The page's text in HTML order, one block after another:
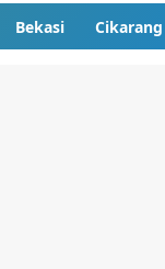
Bekasi Cikarang